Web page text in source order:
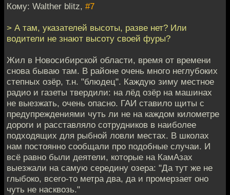
Кому: Walther blitz, #7
> А там, указателей высоты, разве нет? Или
водители не знают высоту своей фуры?
Жил в Новосибирской области, время от времени
снова бываю там. В районе очень много неглубоких
степных озёр, т.н. "блюдец". Каждую зиму местное
радио и газеты твердили: на лёд озёр на машинах
не выезжать, очень опасно. ГАИ ставило щиты с
предупреждениями чуть ли не на каждом километре
дороги и расставляло сотрудников в наиболее
подходящих для рыбной ловли местах. В школах
нам постоянно сообщали про подобные случаи. И
всё равно были деятели, которые на КамАзах
выезжали на самую середину озера: "Да тут же не
глыбоко, всего-то метра два, да и промерзает оно
чуть не насквозь."